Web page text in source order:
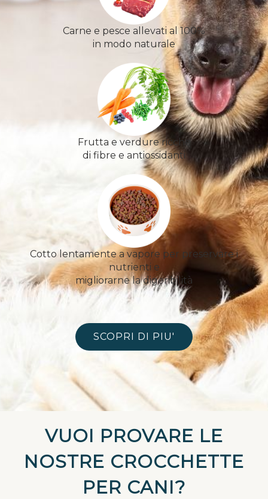
Carne e pesce allevati al 100%
in modo naturale
Frutta e verdure ricche
di fibre e antiossidanti
Cotto lentamente a vapore per preservare i
nutrienti e
migliorarne la digeribilità
SCOPRI DI PIU'
VUOI PROVARE LE
NOSTRE CROCCHETTE
PER CANI?